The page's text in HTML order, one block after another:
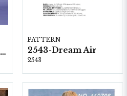
2583- Silk Kid Mohair
PATTERN
2543-Dream Air
2543